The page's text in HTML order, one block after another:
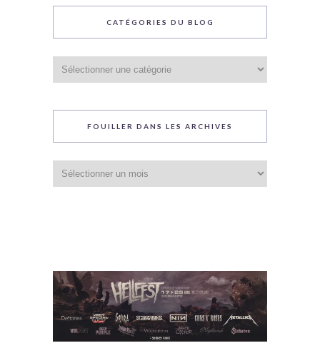
CATÉGORIES DU BLOG
du
blog
FOUILLER DANS LES ARCHIVES
dans
les